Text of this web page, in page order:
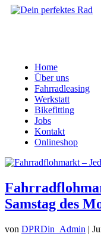
Home
Über uns
Fahrradleasing
Werkstatt
Bikefitting
Jobs
Kontakt
Onlineshop
Samstag des
von DPRDin_Admin |